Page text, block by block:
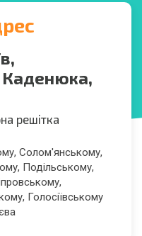
Каденюка,
решітка
Солом'янському,
Подільському,
Голосіївському